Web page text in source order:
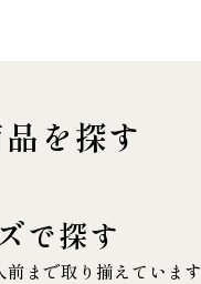
を探す
で探す
前まで取り揃えています